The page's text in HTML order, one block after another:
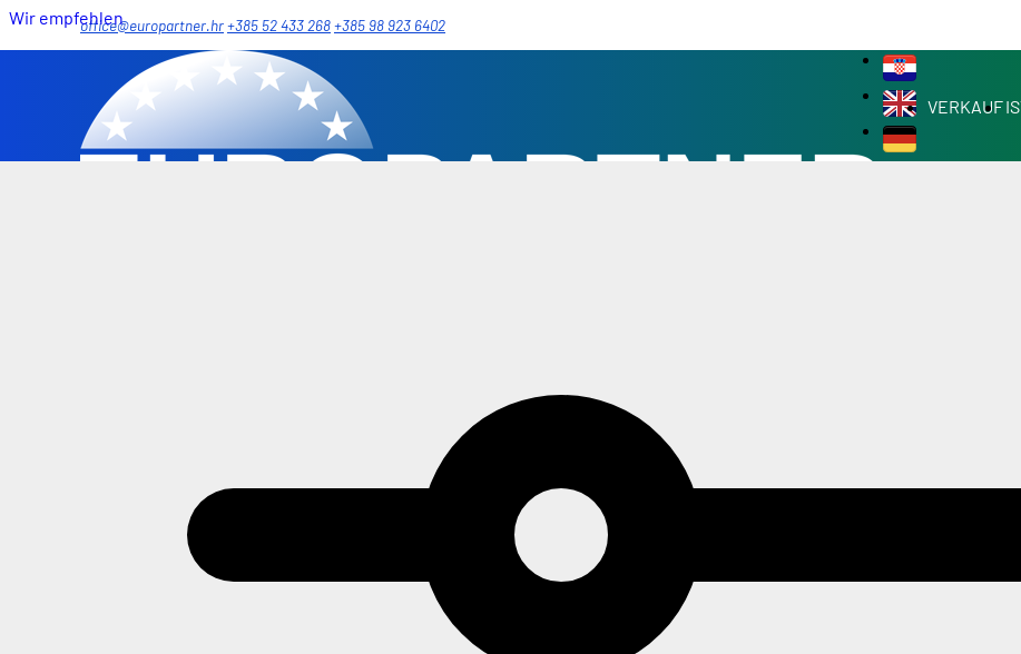
office@europartner.hr+385 52 433 268+385 98 923 6402
VERKAUF
Wir empfehlen